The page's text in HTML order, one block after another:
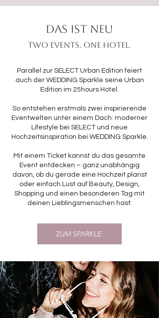
DAS IST NEU
Two events. One hotel.
Parallel zur SELECT Urban Edition feiert
auch der WEDDING Sparkle seine Urban
Edition im 25hours Hotel.
So entstehen erstmals zwei inspirierende
Eventwelten unter einem Dach: moderner
Lifestyle bei SELECT und neue
Hochzeitsinspiration bei WEDDING Sparkle.
Mit einem Ticket kannst du das gesamte
Event entdecken – ganz unabhängig
davon, ob du gerade eine Hochzeit planst
oder einfach Lust auf Beauty, Design,
Shopping und einen besonderen Tag mit
deinen Lieblingsmenschen hast.
ZUM SPARKLE